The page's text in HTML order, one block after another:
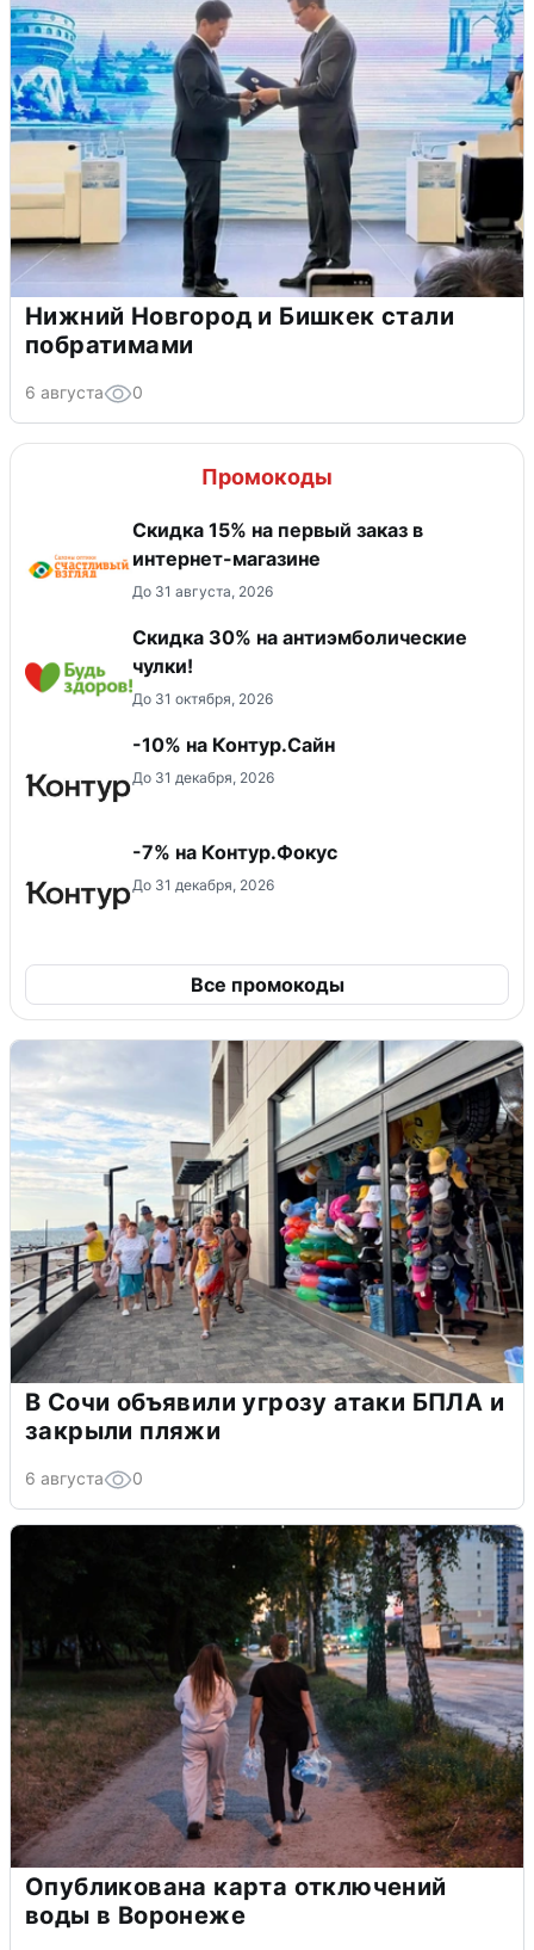
Нижний Новгород и Бишкек стали
побратимами
6 августа 0
Промокоды
Скидка 15% на первый заказ в
интернет-магазине
До 31 августа, 2026
Скидка 30% на антиэмболические
чулки!
До 31 октября, 2026
-10% на Контур.Сайн
До 31 декабря, 2026
-7% на Контур.Фокус
До 31 декабря, 2026
Все промокоды
В Сочи объявили угрозу атаки БПЛА и
закрыли пляжи
6 августа 0
Опубликована карта отключений
воды в Воронеже